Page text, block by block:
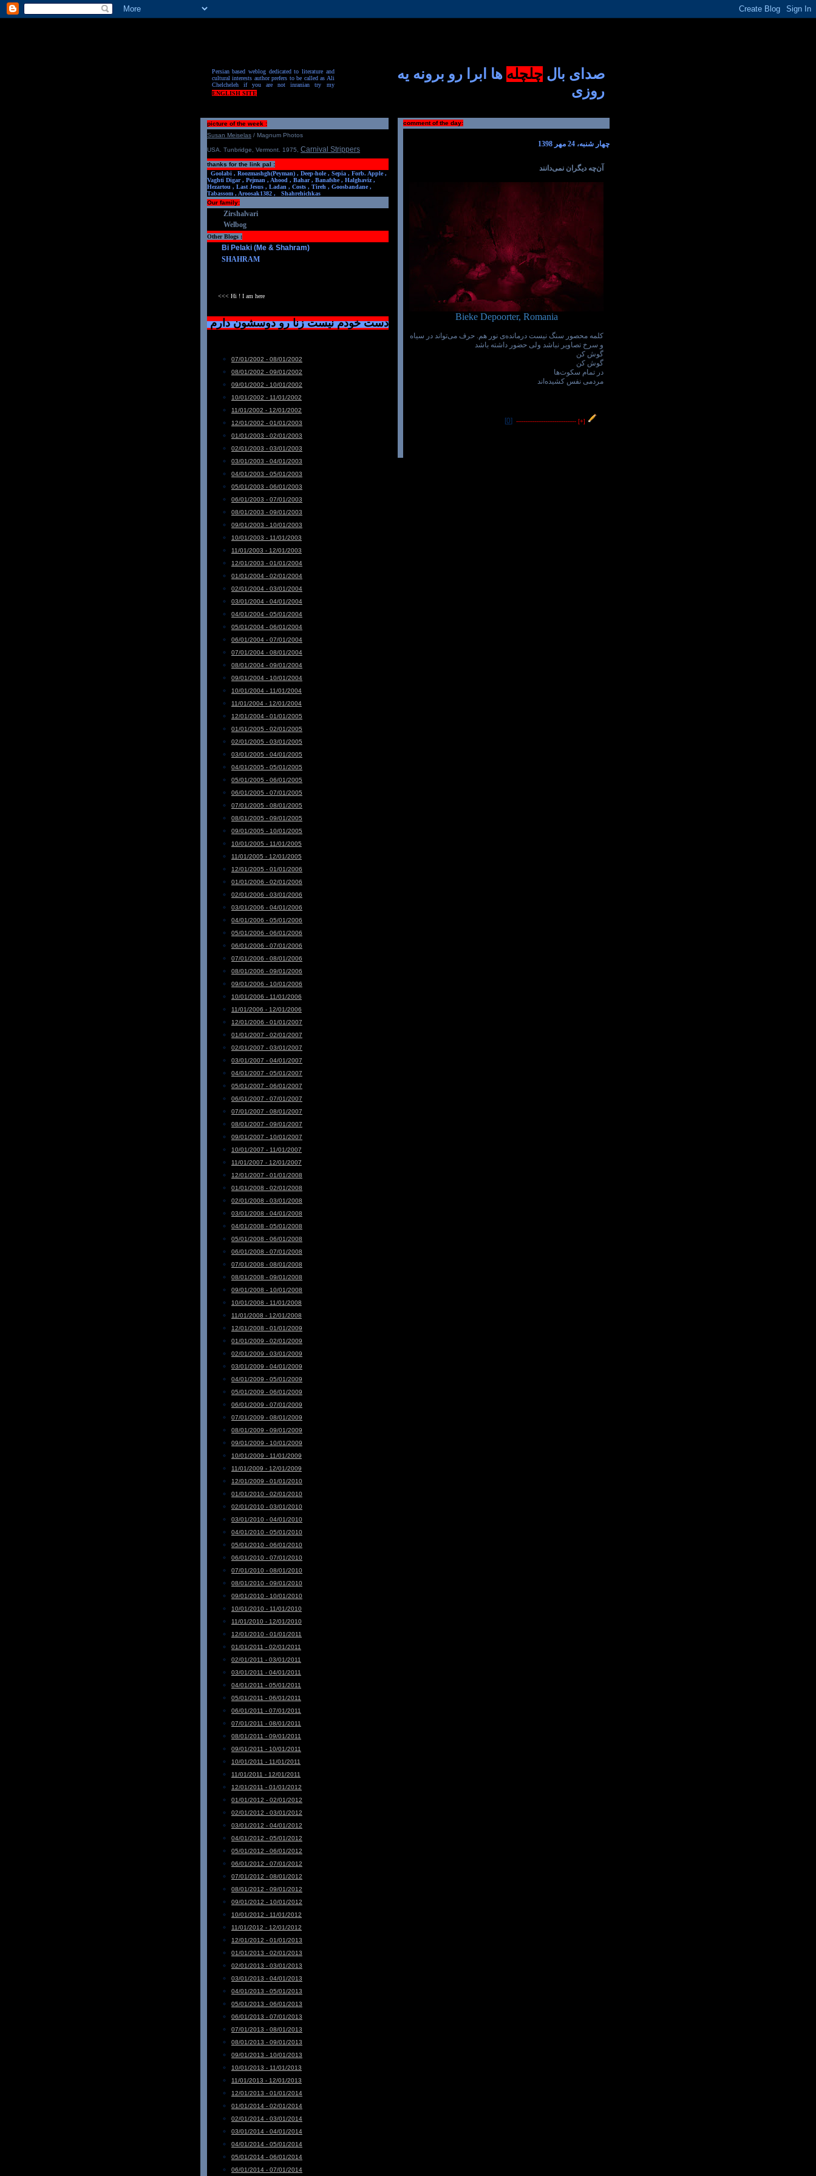
Persian based weblog dedicated to literature and
cultural interests author prefers to be called as Ali
Chelcheleh if you are not inranian try my
ENGLISH SITE
صدای بال چلچله ها ابرا رو برونه یه
روزی
comment of the day:
چهار شنبه، 24 مهر 1398
آن‌چه دیگران نمی‌دانند
Bieke Depoorter, Romania
کلمه محصور سنگ نیست درمانده‌ی نور هم. حرف می‌تواند در سیاه
و سرخ تصاویر نباشد ولی حضور داشته باشد
گوش کن
گوش کن
در تمام سکوت‌ها
مردمی نفس کشیده‌اند
[+]
---------------------------------
[0]
picture of the week :
Susan Meiselas / Magnum Photos
USA. Tunbridge, Vermont. 1975 Carnival Strippers
thanks for the link pal :
Goolabi , Roozmashgh(Peyman) , Deep-hole , Sepia , Forb. Apple ,
Vaghti Digar , Pejman , Ahood , Bahar , Banafshe , Halghaviz ,
Hezartou , Last Jesus , Ladan , Costs , Tireh , Goosbandane ,
Tabassom , Aroosak1382 ,
Shahrehichkas
Our family:
Zirshalvari
Welbog
Other Blogs :
Bi Pelaki (Me & Shahram)
SHAHRAM
<<< Hi ! I am here
دست خودم نیست زنا رو دوسشون دارم
07/01/2002 - 08/01/2002
08/01/2002 - 09/01/2002
09/01/2002 - 10/01/2002
10/01/2002 - 11/01/2002
11/01/2002 - 12/01/2002
12/01/2002 - 01/01/2003
01/01/2003 - 02/01/2003
02/01/2003 - 03/01/2003
03/01/2003 - 04/01/2003
04/01/2003 - 05/01/2003
05/01/2003 - 06/01/2003
06/01/2003 - 07/01/2003
08/01/2003 - 09/01/2003
09/01/2003 - 10/01/2003
10/01/2003 - 11/01/2003
11/01/2003 - 12/01/2003
12/01/2003 - 01/01/2004
01/01/2004 - 02/01/2004
02/01/2004 - 03/01/2004
03/01/2004 - 04/01/2004
04/01/2004 - 05/01/2004
05/01/2004 - 06/01/2004
06/01/2004 - 07/01/2004
07/01/2004 - 08/01/2004
08/01/2004 - 09/01/2004
09/01/2004 - 10/01/2004
10/01/2004 - 11/01/2004
11/01/2004 - 12/01/2004
12/01/2004 - 01/01/2005
01/01/2005 - 02/01/2005
02/01/2005 - 03/01/2005
03/01/2005 - 04/01/2005
04/01/2005 - 05/01/2005
05/01/2005 - 06/01/2005
06/01/2005 - 07/01/2005
07/01/2005 - 08/01/2005
08/01/2005 - 09/01/2005
09/01/2005 - 10/01/2005
10/01/2005 - 11/01/2005
11/01/2005 - 12/01/2005
12/01/2005 - 01/01/2006
01/01/2006 - 02/01/2006
02/01/2006 - 03/01/2006
03/01/2006 - 04/01/2006
04/01/2006 - 05/01/2006
05/01/2006 - 06/01/2006
06/01/2006 - 07/01/2006
07/01/2006 - 08/01/2006
08/01/2006 - 09/01/2006
09/01/2006 - 10/01/2006
10/01/2006 - 11/01/2006
11/01/2006 - 12/01/2006
12/01/2006 - 01/01/2007
01/01/2007 - 02/01/2007
02/01/2007 - 03/01/2007
03/01/2007 - 04/01/2007
04/01/2007 - 05/01/2007
05/01/2007 - 06/01/2007
06/01/2007 - 07/01/2007
07/01/2007 - 08/01/2007
08/01/2007 - 09/01/2007
09/01/2007 - 10/01/2007
10/01/2007 - 11/01/2007
11/01/2007 - 12/01/2007
12/01/2007 - 01/01/2008
01/01/2008 - 02/01/2008
02/01/2008 - 03/01/2008
03/01/2008 - 04/01/2008
04/01/2008 - 05/01/2008
05/01/2008 - 06/01/2008
06/01/2008 - 07/01/2008
07/01/2008 - 08/01/2008
08/01/2008 - 09/01/2008
09/01/2008 - 10/01/2008
10/01/2008 - 11/01/2008
11/01/2008 - 12/01/2008
12/01/2008 - 01/01/2009
01/01/2009 - 02/01/2009
02/01/2009 - 03/01/2009
03/01/2009 - 04/01/2009
04/01/2009 - 05/01/2009
05/01/2009 - 06/01/2009
06/01/2009 - 07/01/2009
07/01/2009 - 08/01/2009
08/01/2009 - 09/01/2009
09/01/2009 - 10/01/2009
10/01/2009 - 11/01/2009
11/01/2009 - 12/01/2009
12/01/2009 - 01/01/2010
01/01/2010 - 02/01/2010
02/01/2010 - 03/01/2010
03/01/2010 - 04/01/2010
04/01/2010 - 05/01/2010
05/01/2010 - 06/01/2010
06/01/2010 - 07/01/2010
07/01/2010 - 08/01/2010
08/01/2010 - 09/01/2010
09/01/2010 - 10/01/2010
10/01/2010 - 11/01/2010
11/01/2010 - 12/01/2010
12/01/2010 - 01/01/2011
01/01/2011 - 02/01/2011
02/01/2011 - 03/01/2011
03/01/2011 - 04/01/2011
04/01/2011 - 05/01/2011
05/01/2011 - 06/01/2011
06/01/2011 - 07/01/2011
07/01/2011 - 08/01/2011
08/01/2011 - 09/01/2011
09/01/2011 - 10/01/2011
10/01/2011 - 11/01/2011
11/01/2011 - 12/01/2011
12/01/2011 - 01/01/2012
01/01/2012 - 02/01/2012
02/01/2012 - 03/01/2012
03/01/2012 - 04/01/2012
04/01/2012 - 05/01/2012
05/01/2012 - 06/01/2012
06/01/2012 - 07/01/2012
07/01/2012 - 08/01/2012
08/01/2012 - 09/01/2012
09/01/2012 - 10/01/2012
10/01/2012 - 11/01/2012
11/01/2012 - 12/01/2012
12/01/2012 - 01/01/2013
01/01/2013 - 02/01/2013
02/01/2013 - 03/01/2013
03/01/2013 - 04/01/2013
04/01/2013 - 05/01/2013
05/01/2013 - 06/01/2013
06/01/2013 - 07/01/2013
07/01/2013 - 08/01/2013
08/01/2013 - 09/01/2013
09/01/2013 - 10/01/2013
10/01/2013 - 11/01/2013
11/01/2013 - 12/01/2013
12/01/2013 - 01/01/2014
01/01/2014 - 02/01/2014
02/01/2014 - 03/01/2014
03/01/2014 - 04/01/2014
04/01/2014 - 05/01/2014
05/01/2014 - 06/01/2014
06/01/2014 - 07/01/2014